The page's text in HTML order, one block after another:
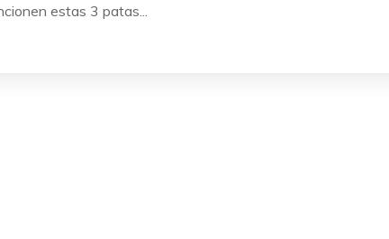
estas 3 patas...